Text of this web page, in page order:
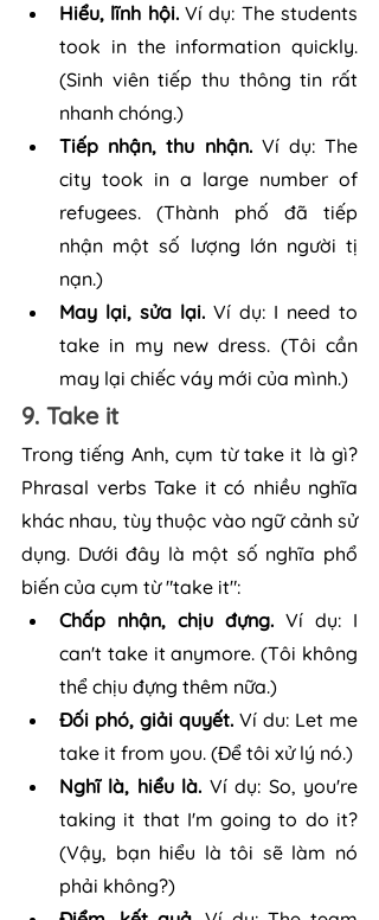
Hiểu, lĩnh hội. Ví dụ: The students
took in the information quickly.
(Sinh viên tiếp thu thông tin rất
nhanh chóng.)
Tiếp nhận, thu nhận. Ví dụ: The
city took in a large number of
refugees. (Thành phố đã tiếp
nhận một số lượng lớn người tị
nạn.)
May lại, sửa lại. Ví dụ: I need to
take in my new dress. (Tôi cần
may lại chiếc váy mới của mình.)
9. Take it
Trong tiếng Anh, cụm từ take it là gì?
Phrasal verbs Take it có nhiều nghĩa
khác nhau, tùy thuộc vào ngữ cảnh sử
dụng. Dưới đây là một số nghĩa phổ
biến của cụm từ "take it":
Chấp nhận, chịu đựng. Ví dụ: I
can't take it anymore. (Tôi không
thể chịu đựng thêm nữa.)
Đối phó, giải quyết. Ví du: Let me
take it from you. (Để tôi xử lý nó.)
Nghĩ là, hiểu là. Ví dụ: So, you're
taking it that I'm going to do it?
(Vậy, bạn hiểu là tôi sẽ làm nó
phải không?)